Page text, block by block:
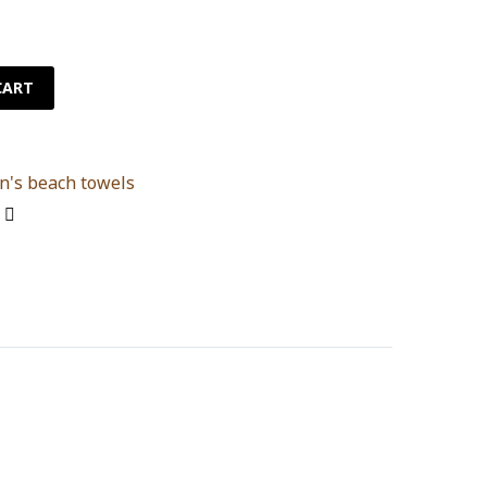
beach towels